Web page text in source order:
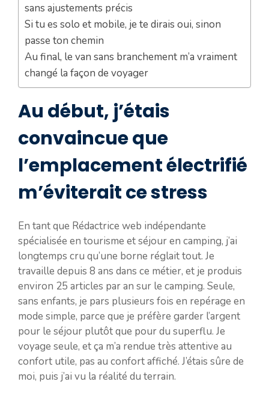
sans ajustements précis
Si tu es solo et mobile, je te dirais oui, sinon
passe ton chemin
Au final, le van sans branchement m’a vraiment
changé la façon de voyager
Au début, j’étais
convaincue que
l’emplacement électrifié
m’éviterait ce stress
En tant que Rédactrice web indépendante
spécialisée en tourisme et séjour en camping, j’ai
longtemps cru qu’une borne réglait tout. Je
travaille depuis 8 ans dans ce métier, et je produis
environ 25 articles par an sur le camping. Seule,
sans enfants, je pars plusieurs fois en repérage en
mode simple, parce que je préfère garder l’argent
pour le séjour plutôt que pour du superflu. Je
voyage seule, et ça m’a rendue très attentive au
confort utile, pas au confort affiché. J’étais sûre de
moi, puis j’ai vu la réalité du terrain.